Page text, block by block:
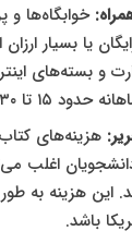
خوابگاه‌ها
یا بسیار
و بسته‌های
آمریکا هزینه دارد.
هزینه‌های
دانشجویان اغلب
این هزینه به